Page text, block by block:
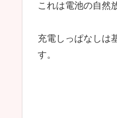
これは電池の自然
充電しっぱなしは
す。